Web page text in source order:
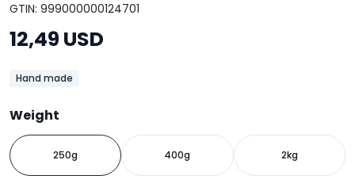
GTIN: 999000000124701
12,49 USD
Hand made
Weight
250g 400g 2kg